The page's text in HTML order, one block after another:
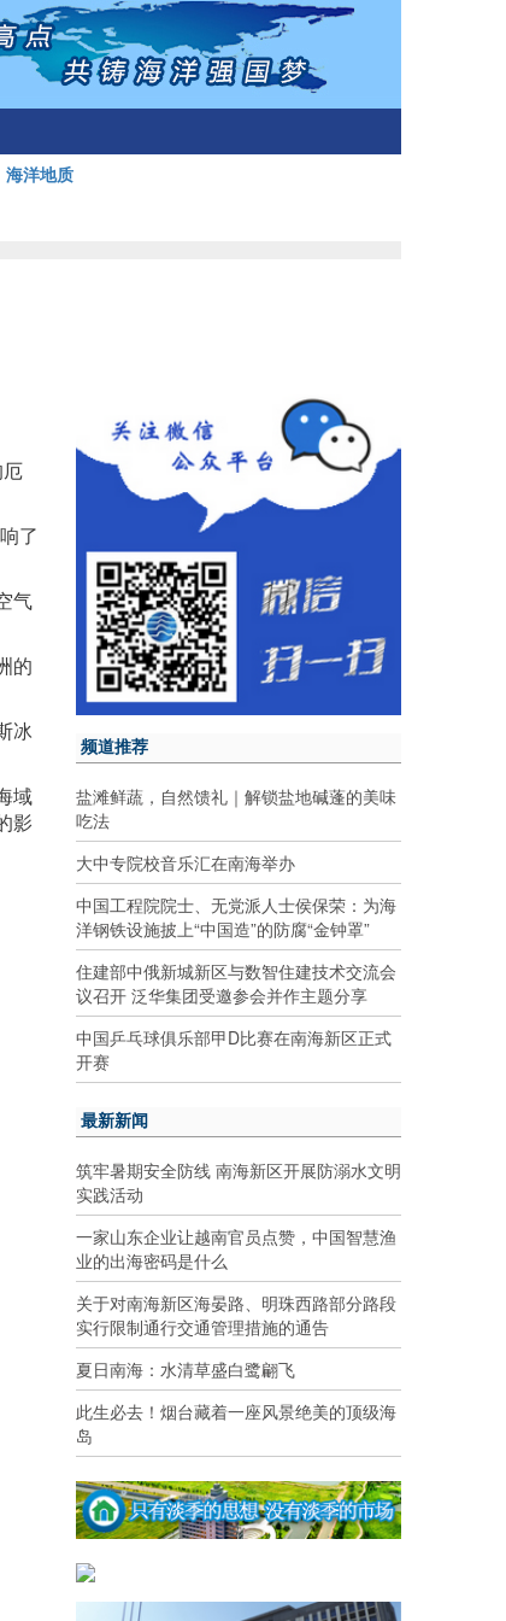
海洋地质
厄
了
气
的
冰
域
影
频道推荐
盐滩鲜蔬，自然馈礼｜解锁盐地碱蓬的美味
吃法
大中专院校音乐汇在南海举办
中国工程院院士、无党派人士侯保荣：为海
洋钢铁设施披上“中国造”的防腐“金钟罩”
住建部中俄新城新区与数智住建技术交流会
议召开 泛华集团受邀参会并作主题分享
中国乒乓球俱乐部甲D比赛在南海新区正式
开赛
最新新闻
筑牢暑期安全防线 南海新区开展防溺水文明
实践活动
一家山东企业让越南官员点赞，中国智慧渔
业的出海密码是什么
关于对南海新区海晏路、明珠西路部分路段
实行限制通行交通管理措施的通告
夏日南海：水清草盛白鹭翩飞
此生必去！烟台藏着一座风景绝美的顶级海
岛